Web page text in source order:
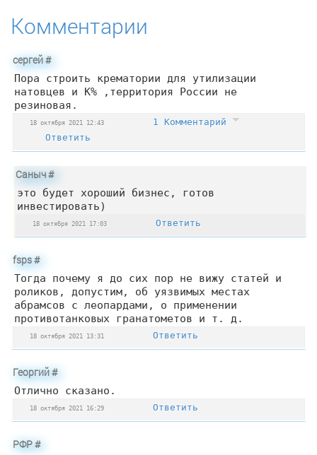
Комментарии
сергей#
Пора строить крематории для утилизации
натовцев и К% ,территория России не
резиновая.
18 октября 2021 12:43
1 Комментарий
Ответить
Саныч#
это будет хороший бизнес, готов
инвестировать)
18 октября 2021 17:03 Ответить
fsps#
Тогда почему я до сих пор не вижу статей и
роликов, допустим, об уязвимых местах
абрамсов с леопардами, о применении
противотанковых гранатометов и т. д.
18 октября 2021 13:31 Ответить
Георгий#
Отлично сказано.
18 октября 2021 16:29 Ответить
РФР#